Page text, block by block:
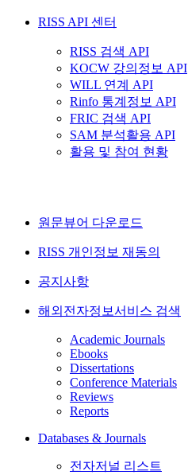
RISS API 센터
RISS 검색 API
KOCW 강의정보 API
WILL 연계 API
Rinfo 통계정보 API
FRIC 검색 API
SAM 분석활용 API
활용 및 참여 현황
원문뷰어 다운로드
RISS 개인정보 재동의
공지사항
해외전자정보서비스 검색
Academic Journals
Ebooks
Dissertations
Conference Materials
Reviews
Reports
Databases & Journals
전자저널 리스트